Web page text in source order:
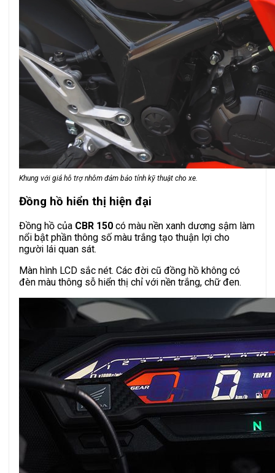
Khung với giá hỗ trợ nhôm đảm bảo tính kỹ thuật cho xe.
Đồng hồ hiển thị hiện đại
Đồng hồ của CBR 150 có màu nền xanh dương sậm làm
nổi bật phần thông số màu trắng tạo thuận lợi cho
người lái quan sát.
Màn hình LCD sắc nét. Các đời cũ đồng hồ không có
đèn màu thông sỗ hiển thị chỉ với nền trắng, chữ đen.